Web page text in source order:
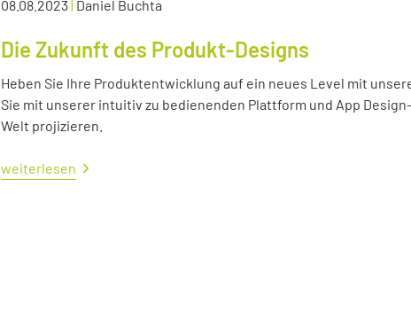
08.08.2023| Daniel Buchta
Die Zukunft des Produkt-Designs
Heben Sie Ihre Produktentwicklung auf ein neues Level mit
Sie mit unserer intuitiv zu bedienenden Plattform und App
Welt projizieren.
weiterlesen